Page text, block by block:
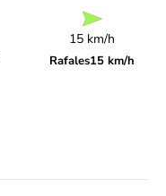
15 km/h
Rafales15 km/h